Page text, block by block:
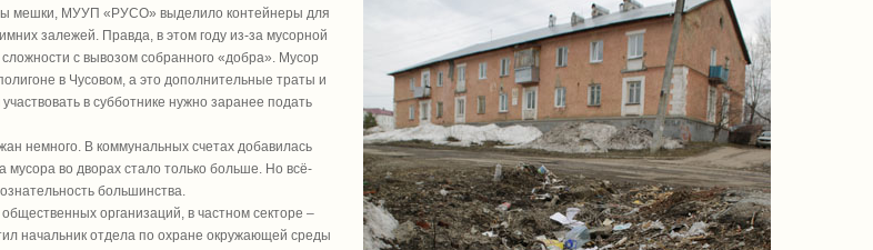
мешки, МУУП «РУСО» выделило контейнеры для
залежей. Правда, в этом году из-за мусорной
с вывозом собранного «добра». Мусор
в Чусовом, а это дополнительные траты и
в субботнике нужно заранее подать
немного. В коммунальных счетах добавилась
мусора во дворах стало только больше. Но всё-
большинства.
организаций, в частном секторе –
начальник отдела по охране окружающей среды